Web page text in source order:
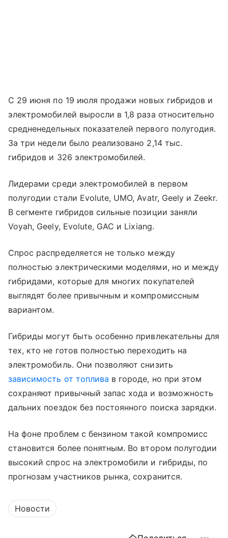
С 29 июня по 19 июля продажи новых гибридов и
электромобилей выросли в 1,8 раза относительно
средненедельных показателей первого полугодия.
За три недели было реализовано 2,14 тыс.
гибридов и 326 электромобилей.
Лидерами среди электромобилей в первом
полугодии стали Evolute, UMO, Avatr, Geely и Zeekr.
В сегменте гибридов сильные позиции заняли
Voyah, Geely, Evolute, GAC и Lixiang.
Спрос распределяется не только между
полностью электрическими моделями, но и между
гибридами, которые для многих покупателей
выглядят более привычным и компромиссным
вариантом.
Гибриды могут быть особенно привлекательны для
тех, кто не готов полностью переходить на
электромобиль. Они позволяют снизить
зависимость от топлива в городе, но при этом
сохраняют привычный запас хода и возможность
дальних поездок без постоянного поиска зарядки.
На фоне проблем с бензином такой компромисс
становится более понятным. Во втором полугодии
высокий спрос на электромобили и гибриды, по
прогнозам участников рынка, сохранится.
Новости